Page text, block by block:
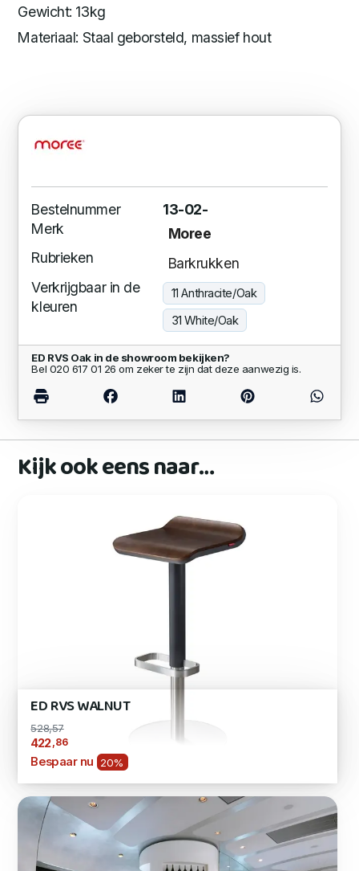
Gewicht: 13kg
Materiaal: Staal geborsteld, massief hout
Bestelnummer
13-02-
Merk
Moree
Rubrieken
Barkrukken
Verkrijgbaar in de
kleuren
11 Anthracite/Oak
31 White/Oak
ED RVS Oak in de showroom bekijken?
Bel 020 617 01 26 om zeker te zijn dat deze aanwezig is.
Kijk ook eens naar…
ED RVS WALNUT
528,57
422,86
Bespaar nu 20%